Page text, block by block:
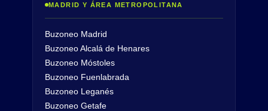
MADRID Y ÁREA METROPOLITANA
Buzoneo Madrid
Buzoneo Alcalá de Henares
Buzoneo Móstoles
Buzoneo Fuenlabrada
Buzoneo Leganés
Buzoneo Getafe